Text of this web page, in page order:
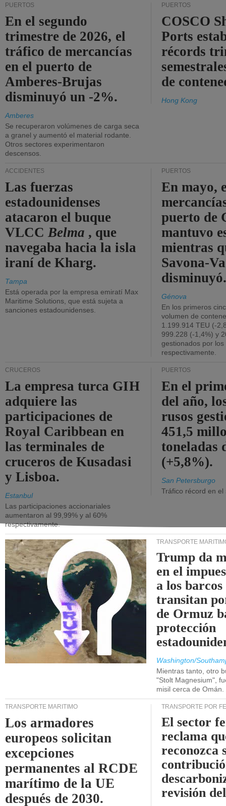
PUERTOS
En el segundo
trimestre de 2026, el
tráfico de mercancías
en el puerto de
Amberes-Brujas
disminuyó un -2%.
Amberes
Se recuperaron volúmenes de carga seca
a granel y aumentó el material rodante.
Otros sectores experimentaron
descensos.
PUERTOS
COSCO
Ports
récords
de
Hong Kong
ACCIDENTES
Las fuerzas
estadounidenses
atacaron el buque
VLCCBelma , que
navegaba hacia la isla
iraní de Kharg.
Tampa
Está operada por la empresa emiratí Max
Maritime Solutions, que está sujeta a
sanciones estadounidenses.
PUERTOS
En mayo,
puerto de
mantuvo
mientras
Savona-
Génova
En los primeros
volumen de
1.199.914 TEU (-
999.228 (-1,4%) y
gestionados por
respectivamente.
CRUCEROS
La empresa turca GIH
adquiere las
participaciones de
Royal Caribbean en
las terminales de
cruceros de Kusadasi
y Lisboa.
Estanbul
Las participaciones accionariales
aumentaron al 99,99% y al 60%
respectivamente.
PUERTOS
En el
del año,
rusos
451,5
toneladas
(+5,8%).
San Petersburgo
Tráfico récord en
TRANSPORTE
Trump da
en el
a los barcos
transitan
de Ormuz
protección
Washington/
Mientras tanto, otro
"Stolt Magnesium",
misil cerca de Omán.
TRANSPORTE MARÍTIMO
Los armadores
europeos solicitan
excepciones
permanentes al RCDE
marítimo de la UE
después de 2030.
TRANSPORTE POR
El sector
reclama
reconozca
revisión